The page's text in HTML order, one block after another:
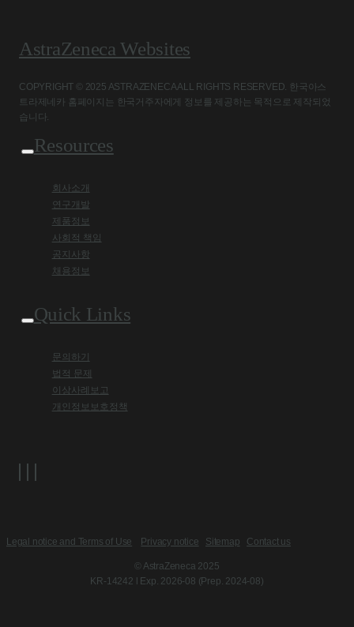
AstraZeneca Websites
COPYRIGHT © 2025 ASTRAZENECA ALL RIGHTS RESERVED. 한국아스
트라제네카 홈페이지는 한국거주자에게 정보를 제공하는 목적으로 제작되었
습니다.
Resources
회사소개
연구개발
제품정보
사회적 책임
공지사항
채용정보
Quick Links
문의하기
법적 문제
이상사례보고
개인정보보호정책
Legal notice and Terms of Use Privacy notice Sitemap Contact us
© AstraZeneca 2025
KR-14242 l Exp. 2026-08 (Prep. 2024-08)